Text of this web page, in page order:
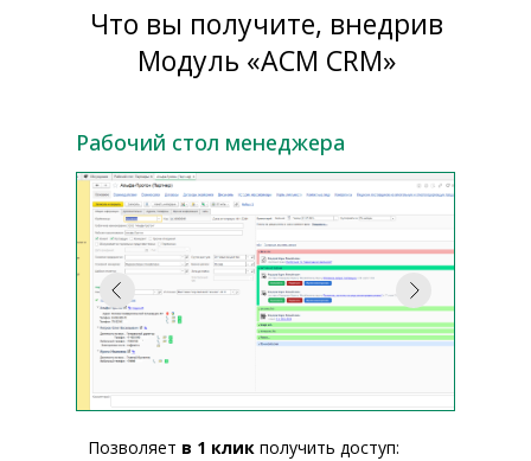
Что вы получите, внедрив
Модуль «АСМ CRM»
Рабочий стол менеджера
Позволяет в 1 клик получить доступ: